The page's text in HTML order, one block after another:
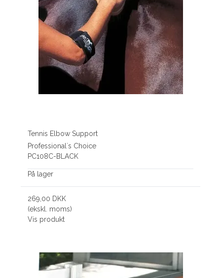
Tennis Elbow Support
Professional´s Choice
PC108C-BLACK
På lager
269,00 DKK
(ekskl. moms)
Vis produkt